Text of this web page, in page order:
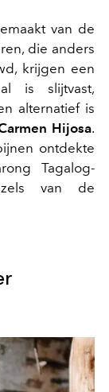
van de
die anders
krijgen een
is slijtvast,
alternatief is
Hijosa.
ontdekte
Tagalog-
van de